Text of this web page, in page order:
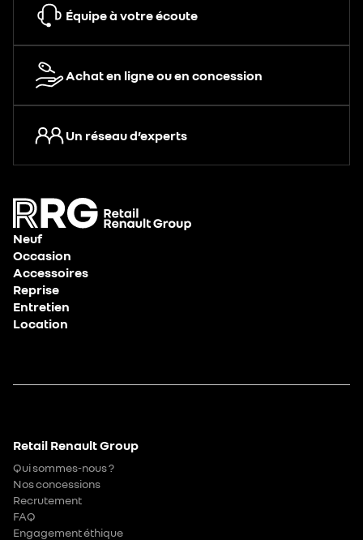
Équipe à votre écoute
Achat en ligne ou en concession
Un réseau d’experts
Neuf
Occasion
Accessoires
Reprise
Entretien
Location
Retail Renault Group
Qui sommes-nous ?
Nos concessions
Recrutement
FAQ
Engagement éthique